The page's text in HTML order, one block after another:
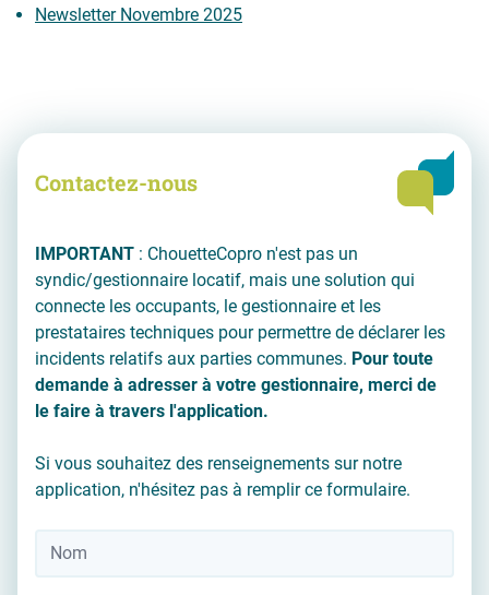
Newsletter Novembre 2025
Contactez-nous
IMPORTANT : ChouetteCopro n'est pas un
syndic/gestionnaire locatif, mais une solution qui
connecte les occupants, le gestionnaire et les
prestataires techniques pour permettre de déclarer les
incidents relatifs aux parties communes. Pour toute
demande à adresser à votre gestionnaire, merci de
le faire à travers l'application.
Si vous souhaitez des renseignements sur notre
application, n'hésitez pas à remplir ce formulaire.